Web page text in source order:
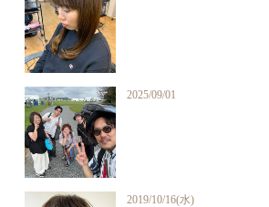
2025/09/01
2019/10/16(水)